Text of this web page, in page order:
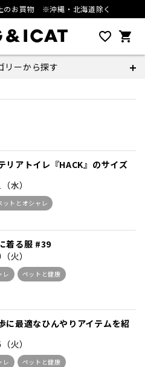
のお買物 ※沖縄・北海道除く
favorite_outline shopping_cart
リーから探す
リアトイレ『HACK』のサイズ
水）
ットとオシャレ
着る服 #39
火）
レ ペットと健康
に最適なひんやりアイテムを紹
火）
レ ペットと健康